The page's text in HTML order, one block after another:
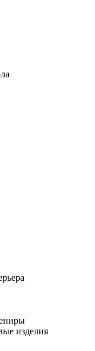
изделия